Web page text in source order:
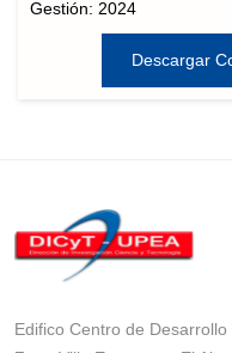
Gestión: 2024
Descargar
Edifico Centro de